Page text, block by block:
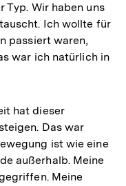
Typ. Wir haben uns
Ich wollte für
passiert waren,
war ich natürlich in
hat dieser
Das war
ist wie eine
außerhalb. Meine
Meine